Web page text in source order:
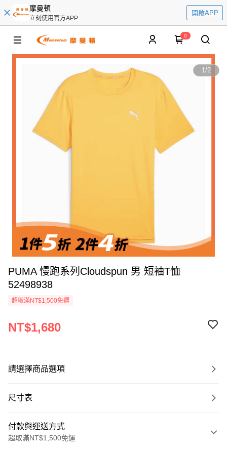
摩曼頓
立刻使用官方APP
開啟APP
0
1/2
PUMA 慢跑系列Cloudspun 男 短袖T恤
52498938
超取滿NT$1,500免運
NT$1,680
請選擇商品選項
尺寸表
付款與運送方式
超取滿NT$1,500免運